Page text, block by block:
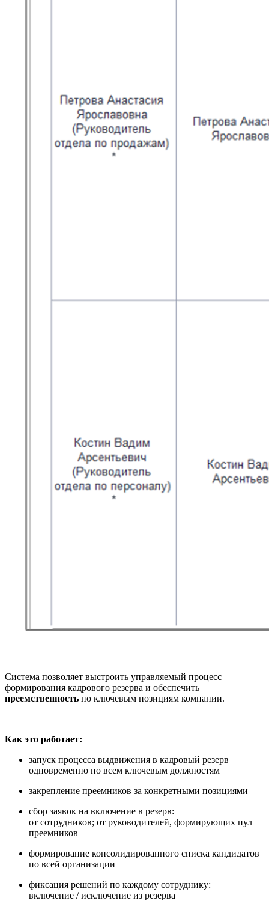
Система позволяет выстроить управляемый процесс
формирования кадрового резерва и обеспечить
преемственность по ключевым позициям компании.
Как это работает:
запуск процесса выдвижения в кадровый резерв
одновременно по всем ключевым должностям
закрепление преемников за конкретными позициями
сбор заявок на включение в резерв:
от сотрудников; от руководителей, формирующих пул
преемников
формирование консолидированного списка кандидатов
по всей организации
фиксация решений по каждому сотруднику:
включение / исключение из резерва